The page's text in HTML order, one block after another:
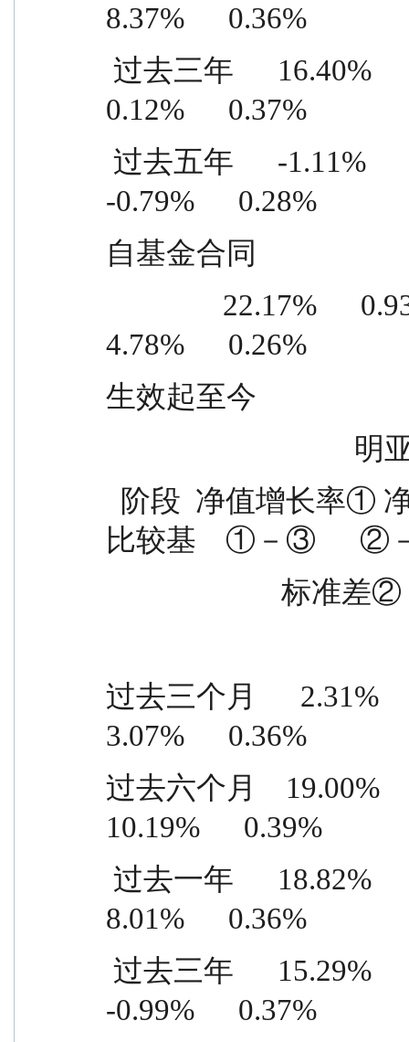
8.37%      0.36%
0.12%      0.37%
-0.79%      0.28%
自基金合同
4.78%      0.26%
生效起至今
比较基    ①－③      ②
过去三个月      2.31%
3.07%      0.36%
过去六个月    19.00%
10.19%      0.39%
8.01%      0.36%
-0.99%      0.37%